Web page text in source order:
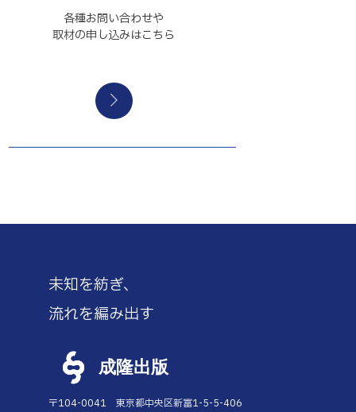
各種お問い合わせや
取材の申し込みはこちら
未知を紡ぎ、
流れを編み出す
成隆出版
〒104-0041 東京都中央区新富1-5-5-406